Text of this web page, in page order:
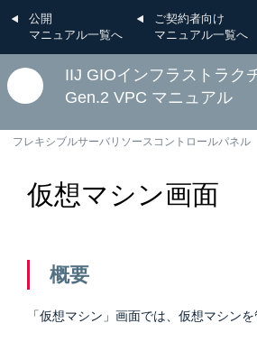
公開
マニュアル一覧へ
ご契約者向け
マニュアル一覧へ
IIJ GIOインフラストラク
Gen.2 VPC マニュアル
フレキシブルサーバリソースコントロールパネル
仮想マシン画面
概要
「仮想マシン」画面では、仮想マシンを